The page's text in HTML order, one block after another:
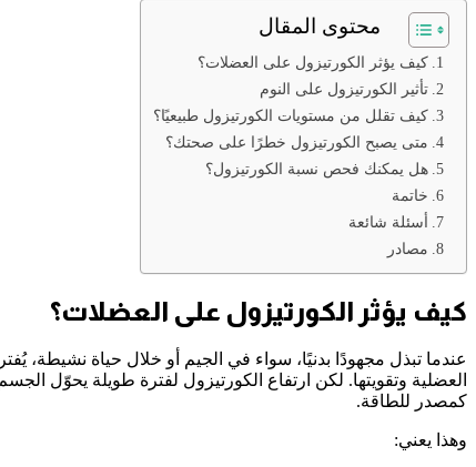
محتوى المقال
كيف يؤثر الكورتيزول على العضلات؟
تأثير الكورتيزول على النوم
كيف تقلل من مستويات الكورتيزول طبيعيًا؟
متى يصبح الكورتيزول خطرًا على صحتك؟
هل يمكنك فحص نسبة الكورتيزول؟
خاتمة
أسئلة شائعة
مصادر
كيف يؤثر الكورتيزول على العضلات؟
كمصدر للطاقة.
وهذا يعني: